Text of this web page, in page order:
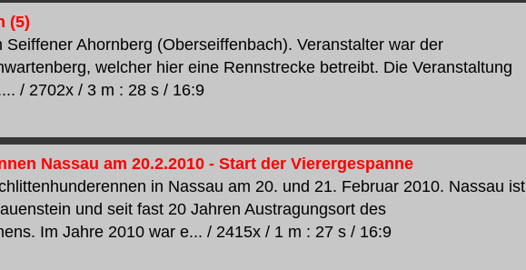
(5)
Seiffener Ahornberg (Oberseiffenbach). Veranstalter war der
welcher hier eine Rennstrecke betreibt. Die Veranstaltung
/ 2702x / 3 m : 28 s / 16:9
Nassau am 20.2.2010 - Start der Vierergespanne
in Nassau am 20. und 21. Februar 2010. Nassau ist
und seit fast 20 Jahren Austragungsort des
Im Jahre 2010 war e... / 2415x / 1 m : 27 s / 16:9